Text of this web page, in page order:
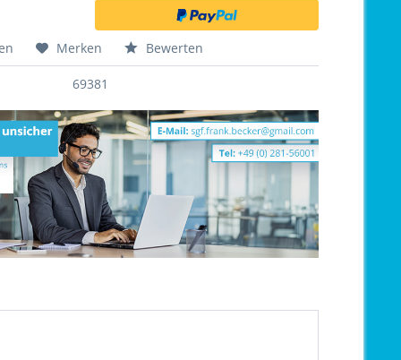
Merken Bewerten
69381